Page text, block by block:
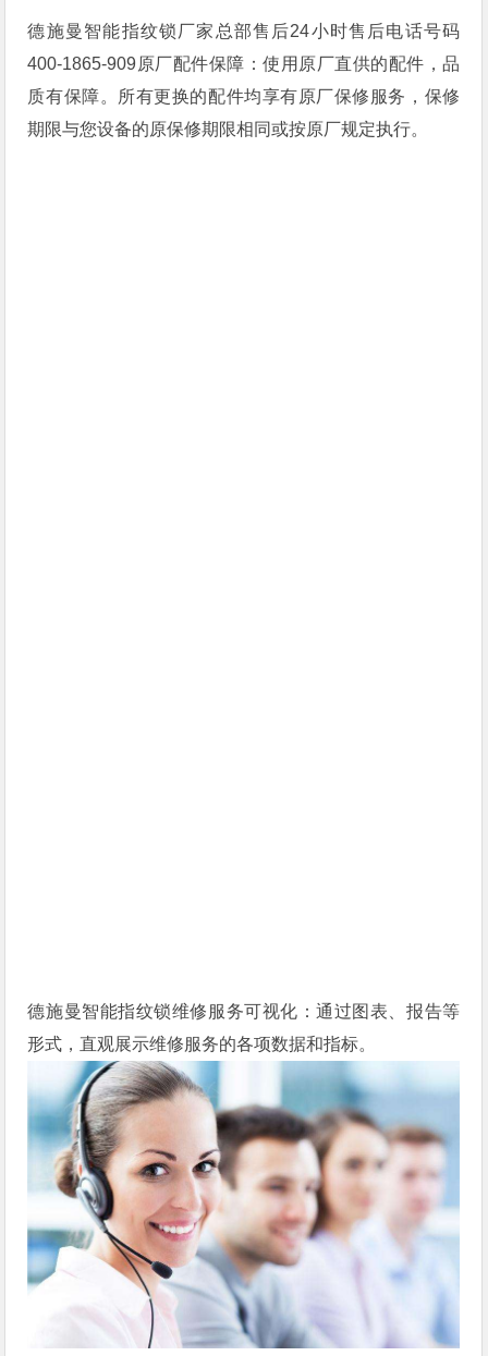
德施曼智能指纹锁厂家总部售后24小时售后电话号码
400-1865-909原厂配件保障：使用原厂直供的配件，品
质有保障。所有更换的配件均享有原厂保修服务，保修
期限与您设备的原保修期限相同或按原厂规定执行。
德施曼智能指纹锁维修服务可视化：通过图表、报告等
形式，直观展示维修服务的各项数据和指标。